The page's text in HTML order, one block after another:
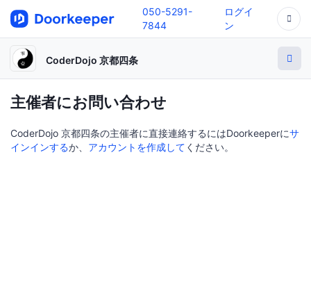
050-5291-
7844
ログイ
ン
CoderDojo 京都四条
主催者にお問い合わせ
CoderDojo 京都四条の主催者に直接連絡するにはDoorkeeperにサ
インインするか、 アカウントを作成して ください。